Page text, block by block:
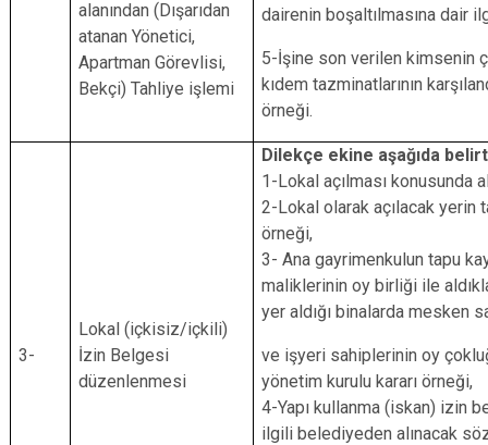
alanından (Dışarıdan
atanan Yönetici,
Apartman Görevlisi,
Bekçi) Tahliye işlemi
dairenin boşaltılmasına dair
5-İşine son verilen kimsenin
kıdem tazminatlarının
örneği.
3-
Lokal (içkisiz/içkili)
İzin Belgesi
düzenlenmesi
Dilekçe ekine aşağıda
1-Lokal açılması konusunda
2-Lokal olarak açılacak yerin
örneği,
3- Ana gayrimenkulun tapu
maliklerinin oy birliği ile
yer aldığı binalarda mesken
ve işyeri sahiplerinin oy
yönetim kurulu kararı örneği,
4-Yapı kullanma (iskan) izin
ilgili belediyeden alınacak